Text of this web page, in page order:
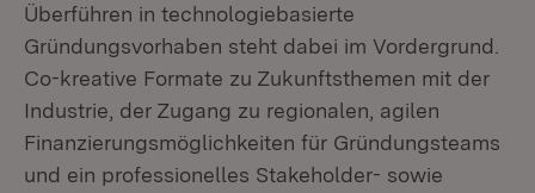
Überführen in technologiebasierte
Gründungsvorhaben steht dabei im Vordergrund.
Co-kreative Formate zu Zukunftsthemen mit der
Industrie, der Zugang zu regionalen, agilen
Finanzierungsmöglichkeiten für Gründungsteams
und ein professionelles Stakeholder- sowie